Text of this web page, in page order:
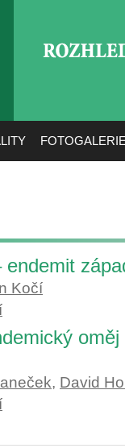
Kočí
, David